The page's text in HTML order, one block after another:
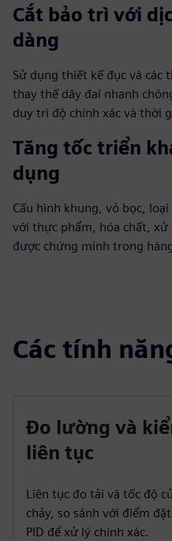
Cắt bảo trì với
dàng
Sử dụng thiết kế đục và các
thay thế dây đai nhanh
duy trì độ chính xác và thời
Tăng tốc triển
dụng
Cấu hình khung, vỏ bọc,
với thực phẩm, hóa chất,
được chứng minh trong
Các tính
Đo lường và
liên tục
Liên tục đo tải và tốc độ
chảy, so sánh với điểm
PID để xử lý chính xác.